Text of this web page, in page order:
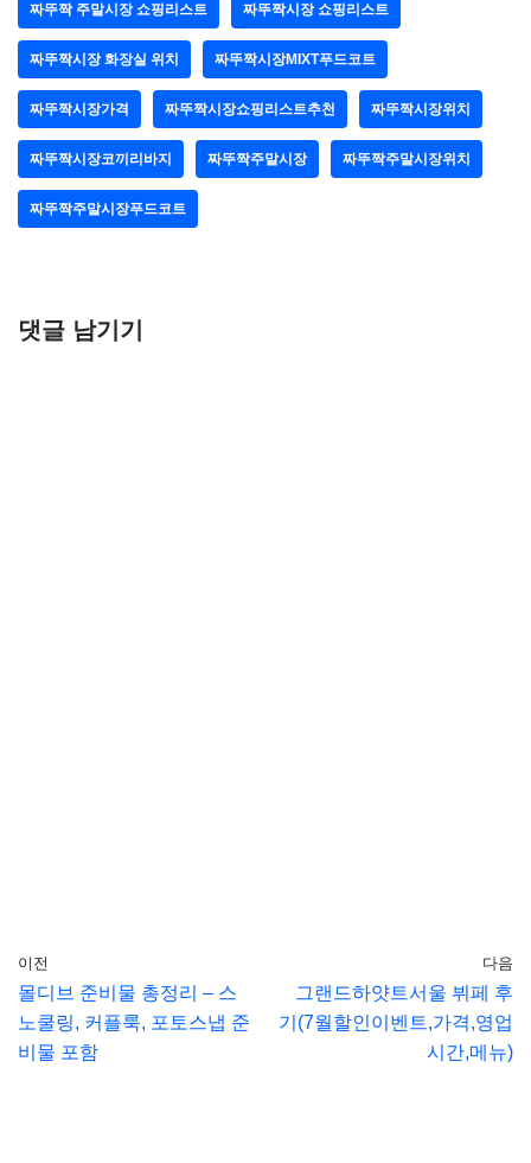
짜뚜짝 주말시장 쇼핑리스트 짜뚜짝시장 쇼핑리스트
짜뚜짝시장 화장실 위치 짜뚜짝시장MIXT푸드코트
짜뚜짝시장가격 짜뚜짝시장쇼핑리스트추천 짜뚜짝시장위치
짜뚜짝시장코끼리바지 짜뚜짝주말시장 짜뚜짝주말시장위치
짜뚜짝주말시장푸드코트
댓글 남기기
이전
몰디브 준비물 총정리 – 스
노쿨링, 커플룩, 포토스냅 준
비물 포함
다음
그랜드하얏트서울 뷔페 후
기(7월할인이벤트,가격,영업
시간,메뉴)